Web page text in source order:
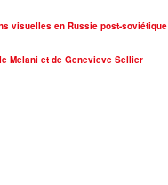
visuelles en Russie post-soviétique
Melani et de Genevieve Sellier